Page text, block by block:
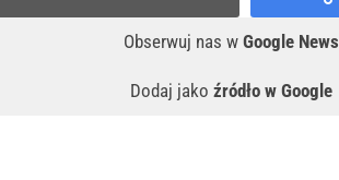
Obserwuj nas w Google News
Dodaj jako źródło w Google